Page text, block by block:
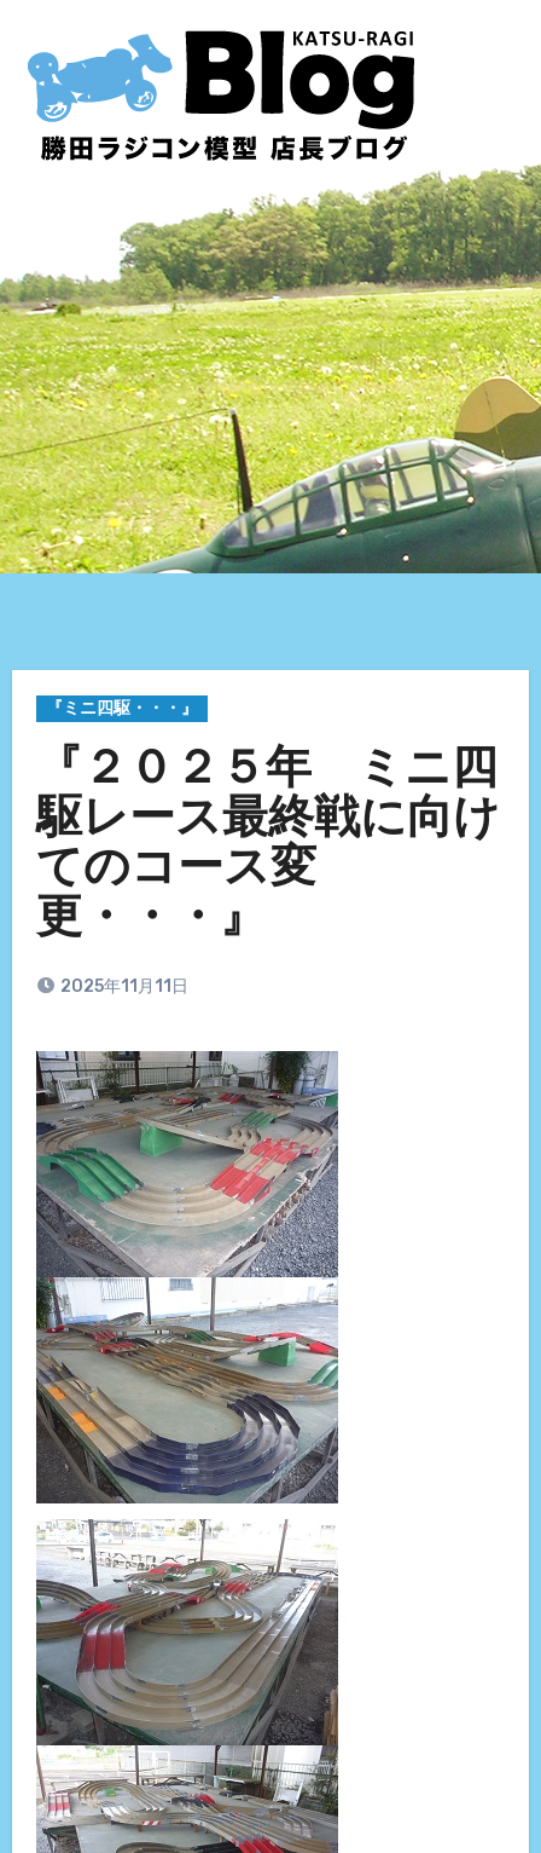
『ミニ四駆・・・』
『２０２５年 ミニ四
駆レース最終戦に向け
てのコース変
更・・・』
2025年11月11日